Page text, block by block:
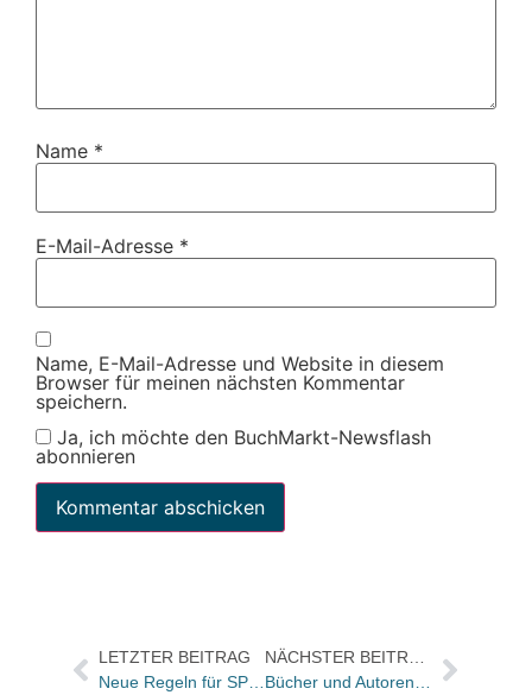
Name *
E-Mail-Adresse *
Name, E-Mail-Adresse und Website in diesem
Browser für meinen nächsten Kommentar
speichern.
Ja, ich möchte den BuchMarkt-Newsflash
abonnieren
LETZTER BEITRAG
Neue Regeln für SPIEGEL-Bestsellerliste: Softcover-Titel werden bald verbannt